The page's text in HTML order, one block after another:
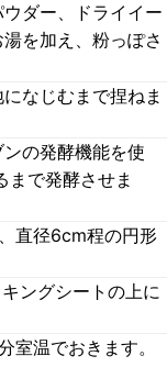
ダー、ドライイー
を加え、粉っぽさ
なじむまで捏ねま
の発酵機能を使
で発酵させま
直径6cm程の円形
ングシートの上に
室温でおきます。